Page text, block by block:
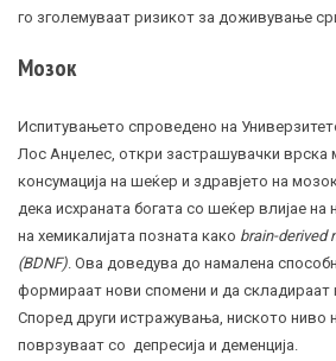
го зголемуваат ризикот за доживување
Мозок
Испитувањето спроведено на
Лос Анџелес, откри застрашувачки врска
консумација на шеќер и здравјето на
дека исхраната богата со шеќер влијае
на хемикалијата позната како brain-derived
(BDNF) . Ова доведува до намалена
формираат нови спомени и да складираат
Според други истражувања, ниското ниво
поврзуваат со депресија и деменција